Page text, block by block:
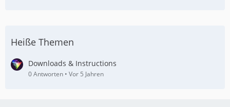
Heiße Themen
Downloads & Instructions
0 Antworten Vor 5 Jahren